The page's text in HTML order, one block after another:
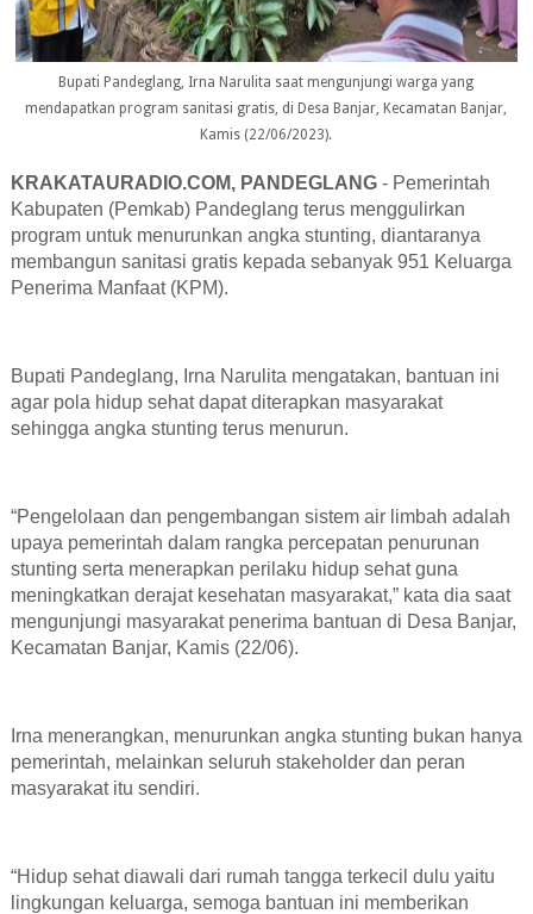
Bupati Pandeglang, Irna Narulita saat mengunjungi warga yang
mendapatkan program sanitasi gratis, di Desa Banjar, Kecamatan Banjar,
Kamis (22/06/2023).
KRAKATAURADIO.COM, PANDEGLANG- Pemerintah
Kabupaten (Pemkab) Pandeglang terus menggulirkan
program untuk menurunkan angka stunting, diantaranya
membangun sanitasi gratis kepada sebanyak 951 Keluarga
Penerima Manfaat (KPM).
Bupati Pandeglang, Irna Narulita mengatakan, bantuan ini
agar pola hidup sehat dapat diterapkan masyarakat
sehingga angka stunting terus menurun.
“Pengelolaan dan pengembangan sistem air limbah adalah
upaya pemerintah dalam rangka percepatan penurunan
stunting serta menerapkan perilaku hidup sehat guna
meningkatkan derajat kesehatan masyarakat,” kata dia saat
mengunjungi masyarakat penerima bantuan di Desa Banjar,
Kecamatan Banjar, Kamis (22/06).
Irna menerangkan, menurunkan angka stunting bukan hanya
pemerintah, melainkan seluruh stakeholder dan peran
masyarakat itu sendiri.
“Hidup sehat diawali dari rumah tangga terkecil dulu yaitu
lingkungan keluarga, semoga bantuan ini memberikan